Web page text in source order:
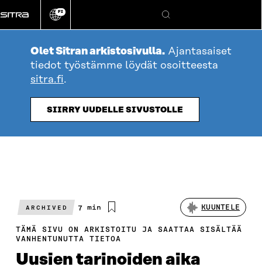
suoraan
sisältöön
Vaihda
kieli
FI
Hae
Olet Sitran arkistosivulla. Ajantasaiset
tiedot työstämme löydät osoitteesta
sitra.fi.
SIIRRY UUDELLE SIVUSTOLLE
ARCHIVED
Arvioitu
7 min KUUNTELE
TÄMÄ SIVU ON ARKISTOITU JA SAATTAA SISÄLTÄÄ
VANHENTUNUTTA TIETOA
Uusien tarinoiden aika